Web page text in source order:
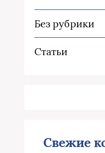
Без рубрики
Статьи
Свежие